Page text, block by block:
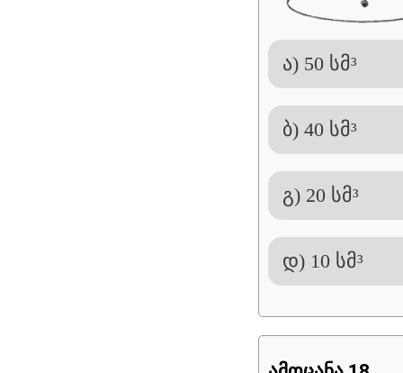
ა) 50 სმ³
ბ) 40 სმ³
გ) 20 სმ³
დ) 10 სმ³